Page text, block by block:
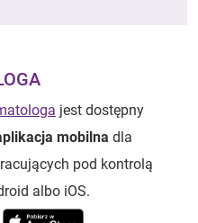
jest dostępny
mobilna dla
pod kontrolą
albo iOS.